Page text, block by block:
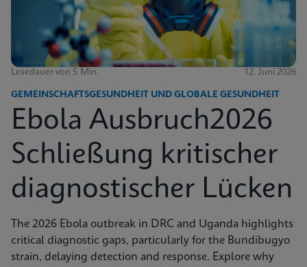
Lesedauer von 5 Min. 12. Juni 2026
GEMEINSCHAFTSGESUNDHEIT UND GLOBALE GESUNDHEIT
Ebola Ausbruch2026
Schließung kritischer
diagnostischer Lücken
The 2026 Ebola outbreak in DRC and Uganda highlights
critical diagnostic gaps, particularly for the Bundibugyo
strain, delaying detection and response. Explore why